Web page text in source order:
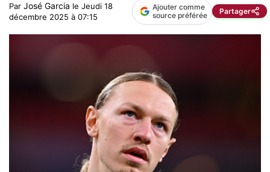
Par José Garcia le Jeudi 18
décembre 2025 à 07:15
Ajouter comme
source préférée
Partager